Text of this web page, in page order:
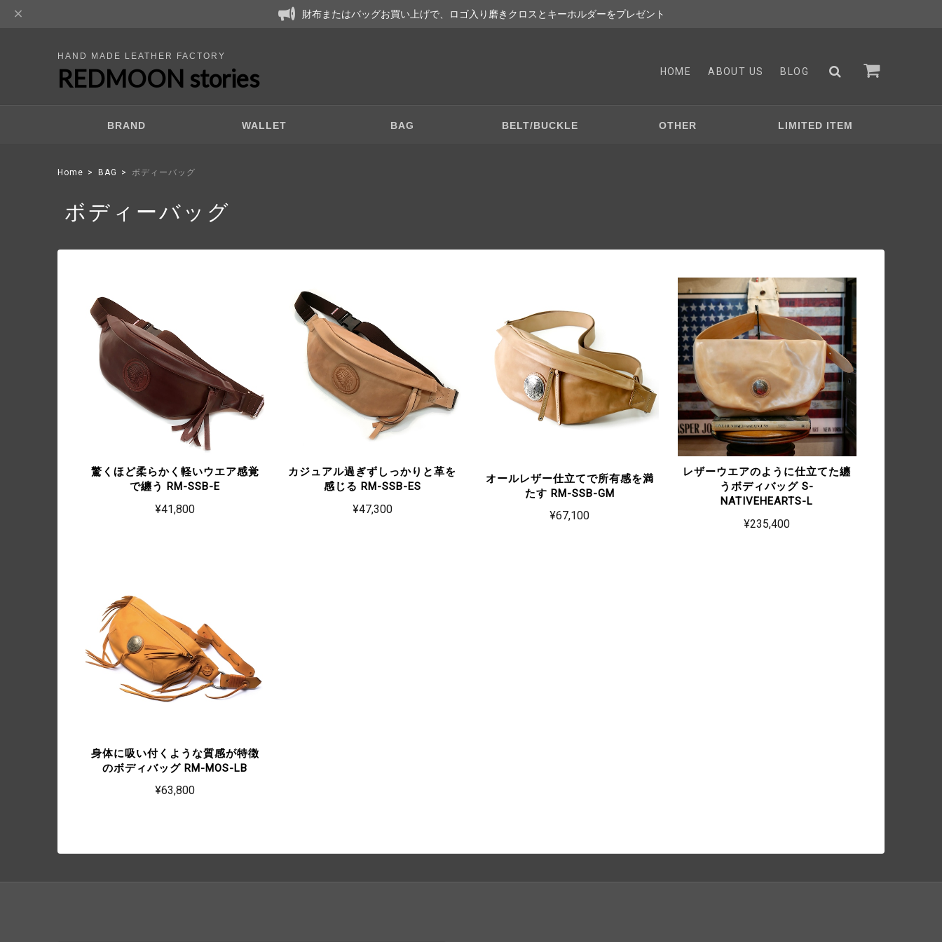
財布またはバッグお買い上げで、ロゴ入り磨きクロスとキーホルダーをプレゼント
HAND MADE LEATHER FACTORY
REDMOON stories HOME ABOUT US BLOG
BRAND WALLET BAG BELT/BUCKLE OTHER LIMITED ITEM
Home BAG ボディーバッグ
ボディーバッグ
驚くほど柔らかく軽いウエア感覚
で纏う RM-SSB-E
¥41,800
カジュアル過ぎずしっかりと革を
感じる RM-SSB-ES
¥47,300
オールレザー仕立てで所有感を満
たす RM-SSB-GM
¥67,100
レザーウエアのように仕立てた纏
うボディバッグ S-
NATIVEHEARTS-L
¥235,400
身体に吸い付くような質感が特徴
のボディバッグ RM-MOS-LB
¥63,800